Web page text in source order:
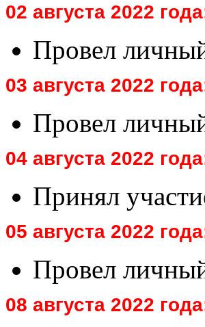
02 августа 2022
Провел
03 августа 2022
Провел
04 августа 2022
Принял
05 августа 2022
Провел
08 августа 2022